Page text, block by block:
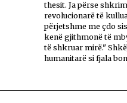
thesit. Ja përse
revolucionarë të
përjetshme me çdo
kenë gjithmonë të
të shkruar mirë."
humanitarë si fjala